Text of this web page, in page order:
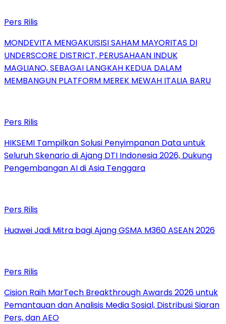
Pers Rilis
MONDEVITA MENGAKUISISI SAHAM MAYORITAS DI
UNDERSCORE DISTRICT, PERUSAHAAN INDUK
MAGLIANO, SEBAGAI LANGKAH KEDUA DALAM
MEMBANGUN PLATFORM MEREK MEWAH ITALIA BARU
Pers Rilis
HIKSEMI Tampilkan Solusi Penyimpanan Data untuk
Seluruh Skenario di Ajang DTI Indonesia 2026, Dukung
Pengembangan AI di Asia Tenggara
Pers Rilis
Huawei Jadi Mitra bagi Ajang GSMA M360 ASEAN 2026
Pers Rilis
Cision Raih MarTech Breakthrough Awards 2026 untuk
Pemantauan dan Analisis Media Sosial, Distribusi Siaran
Pers, dan AEO